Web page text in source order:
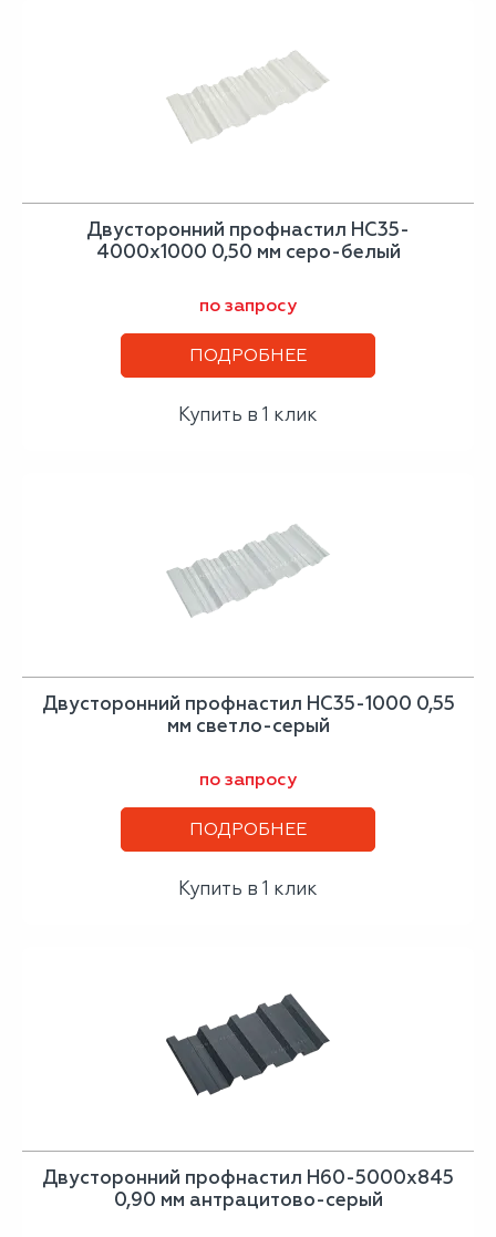
Двусторонний профнастил НС35-
4000х1000 0,50 мм серо-белый
по запросу
ПОДРОБНЕЕ
Купить в 1 клик
Двусторонний профнастил НС35-1000 0,55
мм светло-серый
по запросу
ПОДРОБНЕЕ
Купить в 1 клик
Двусторонний профнастил Н60-5000х845
0,90 мм антрацитово-серый